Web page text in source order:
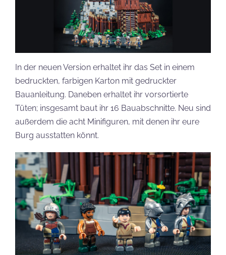
In der neuen Version erhaltet ihr das Set in einem
bedruckten, farbigen Karton mit gedruckter
Bauanleitung. Daneben erhaltet ihr vorsortierte
Tüten; insgesamt baut ihr 16 Bauabschnitte. Neu sind
außerdem die acht Minifiguren, mit denen ihr eure
Burg ausstatten könnt.